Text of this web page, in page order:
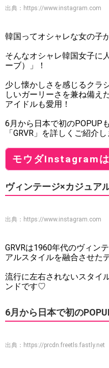
出典： https://www.instagram.com
韓国ってオシャレな女の子
そんなオシャレ韓国女子に
ーブ）」！
少し懐かしさを感じるクラ
しいガーリーさを兼ね備え
アイドルも愛用！
6月から日本で初のPOPUP
「GRVR」を詳しくご紹介
モウダInstagram
ヴィンテージ×カジュア
出典： https://www.instagram.com
GRVRは1960年代のヴィン
アルスタイルを融合させた
流行に左右されないスタイ
ンドです♡
6月から日本で初の
出典： https://prcdn.freetls.fastly.net